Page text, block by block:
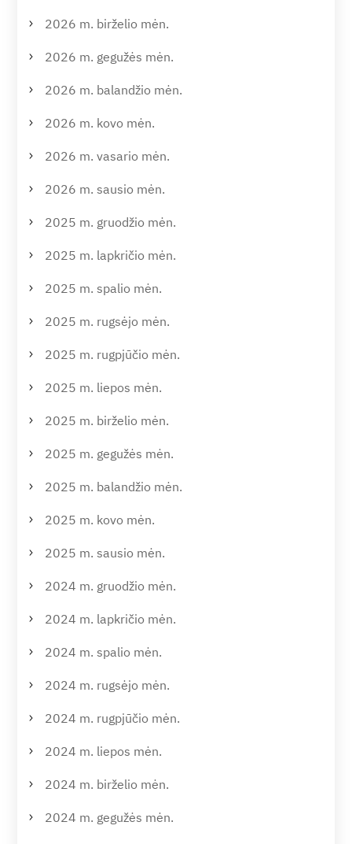
2026 m. birželio mėn.
2026 m. gegužės mėn.
2026 m. balandžio mėn.
2026 m. kovo mėn.
2026 m. vasario mėn.
2026 m. sausio mėn.
2025 m. gruodžio mėn.
2025 m. lapkričio mėn.
2025 m. spalio mėn.
2025 m. rugsėjo mėn.
2025 m. rugpjūčio mėn.
2025 m. liepos mėn.
2025 m. birželio mėn.
2025 m. gegužės mėn.
2025 m. balandžio mėn.
2025 m. kovo mėn.
2025 m. sausio mėn.
2024 m. gruodžio mėn.
2024 m. lapkričio mėn.
2024 m. spalio mėn.
2024 m. rugsėjo mėn.
2024 m. rugpjūčio mėn.
2024 m. liepos mėn.
2024 m. birželio mėn.
2024 m. gegužės mėn.